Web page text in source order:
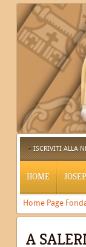
ISCRIVITI ALLA
HOME
Home Page
A